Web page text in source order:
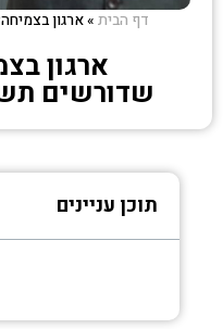
ארגון
שדורשים
דף הבית »ארגון
תוכן עניינים